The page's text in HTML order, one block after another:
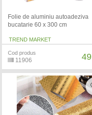
Folie de aluminiu autoadeziva
bucatarie 60 x 300 cm
TREND MARKET
Cod produs
11906 49